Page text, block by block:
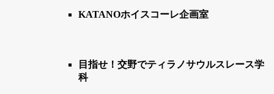
KATANOホイスコーレ企画室
目指せ！交野でティラノサウルスレース学
科